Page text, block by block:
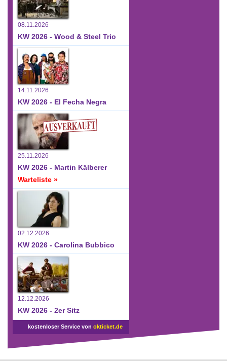
08.11.2026
KW 2026 - Wood & Steel Trio
14.11.2026
KW 2026 - El Fecha Negra
25.11.2026
KW 2026 - Martin Kälberer
Warteliste »
02.12.2026
KW 2026 - Carolina Bubbico
12.12.2026
KW 2026 - 2er Sitz
kostenloser Service von okticket.de